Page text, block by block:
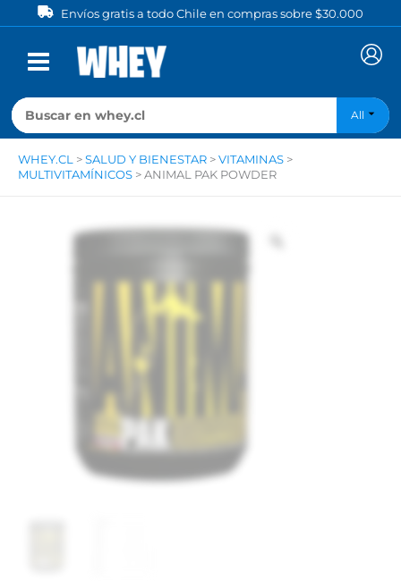
al
contenido
Envíos gratis a todo Chile en compras sobre $30.000
All
WHEY.CL > SALUD Y BIENESTAR > VITAMINAS >
MULTIVITAMÍNICOS > ANIMAL PAK POWDER